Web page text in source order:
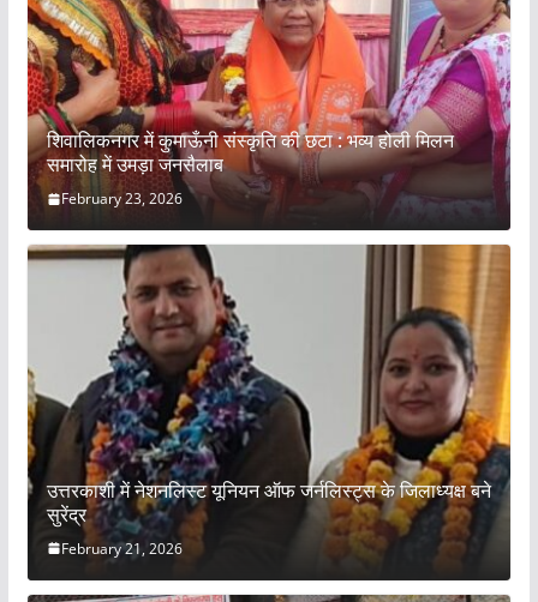
शिवालिकनगर में कुमाऊँनी संस्कृति की छटा : भव्य होली मिलन
समारोह में उमड़ा जनसैलाब
February 23, 2026
उत्तरकाशी में नेशनलिस्ट यूनियन ऑफ जर्नलिस्ट्स के जिलाध्यक्ष बने
सुरेंद्र
February 21, 2026